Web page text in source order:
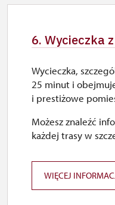
6. Wycieczka
Wycieczka,
25 minut i
i prestiżowe
Możesz znaleźć
każdej trasy w
WIĘCEJ